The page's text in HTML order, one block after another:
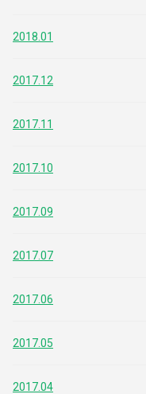
2018.01
2017.12
2017.11
2017.10
2017.09
2017.07
2017.06
2017.05
2017.04